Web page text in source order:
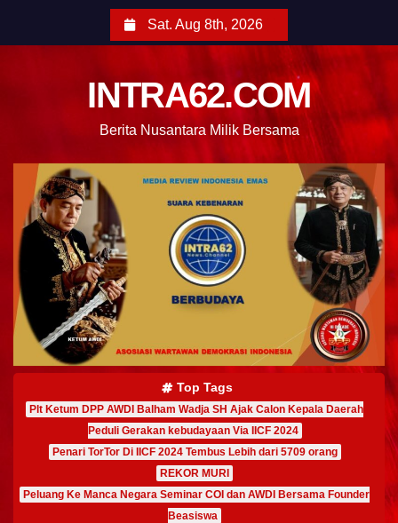
Sat. Aug 8th, 2026
INTRA62.COM
Berita Nusantara Milik Bersama
Top Tags
Plt Ketum DPP AWDI Balham Wadja SH Ajak Calon Kepala Daerah
Peduli Gerakan kebudayaan Via IICF 2024
Penari TorTor Di IICF 2024 Tembus Lebih dari 5709 orang
REKOR MURI
Peluang Ke Manca Negara Seminar COI dan AWDI Bersama Founder
Beasiswa